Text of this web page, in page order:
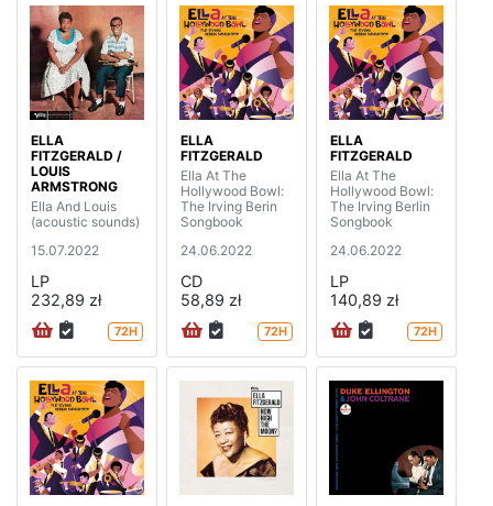
ELLA
FITZGERALD /
LOUIS
ARMSTRONG
Ella And Louis
(acoustic sounds)
15.07.2022
LP
232,89 zł
72H
ELLA
FITZGERALD
Ella At The
Hollywood Bowl:
The Irving Berin
Songbook
24.06.2022
CD
58,89 zł
72H
ELLA
FITZGERALD
Ella At The
Hollywood Bowl:
The Irving Berlin
Songbook
24.06.2022
LP
140,89 zł
72H